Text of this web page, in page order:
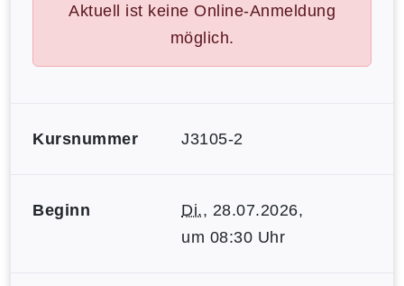
Aktuell ist keine Online-Anmeldung
möglich.
Kursnummer J3105-2
Beginn Di., 28.07.2026,
um 08:30 Uhr